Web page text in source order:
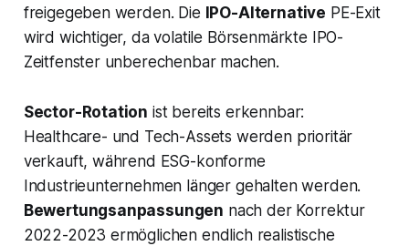
freigegeben werden. Die
IPO-Alternative PE-Exit
wird wichtiger, da volatile Börsenmärkte IPO-
Zeitfenster unberechenbar machen.
Sector-Rotation ist bereits erkennbar:
Healthcare- und Tech-Assets werden prioritär
verkauft, während ESG-konforme
Industrieunternehmen länger gehalten werden.
Bewertungsanpassungen nach der Korrektur
2022-2023 ermöglichen endlich realistische